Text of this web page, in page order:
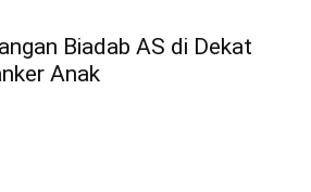
Biadab AS di Dekat
Anak